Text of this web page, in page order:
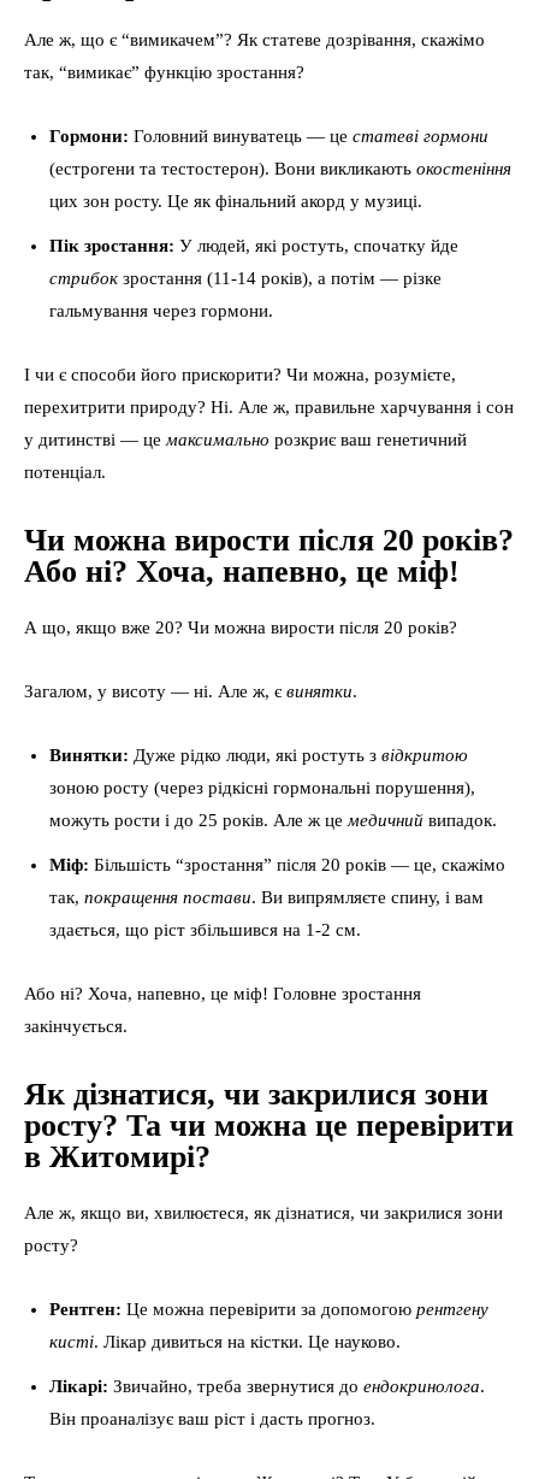
Але ж, що є “вимикачем”? Як статеве дозрівання, скажімо
так, “вимикає” функцію зростання?
Гормони: Головний винуватець — це статеві гормони
(естрогени та тестостерон). Вони викликають окостеніння
цих зон росту. Це як фінальний акорд у музиці.
Пік зростання: У людей, які ростуть, спочатку йде
стрибок зростання (11-14 років), а потім — різке
гальмування через гормони.
І чи є способи його прискорити? Чи можна, розумієте,
перехитрити природу? Ні. Але ж, правильне харчування і сон
у дитинстві — це максимально розкриє ваш генетичний
потенціал.
Чи можна вирости після 20 років?
Або ні? Хоча, напевно, це міф!
А що, якщо вже 20? Чи можна вирости після 20 років?
Загалом, у висоту — ні. Але ж, є винятки.
Винятки: Дуже рідко люди, які ростуть з відкритою
зоною росту (через рідкісні гормональні порушення),
можуть рости і до 25 років. Але ж це медичний випадок.
Міф: Більшість “зростання” після 20 років — це, скажімо
так, покращення постави. Ви випрямляєте спину, і вам
здається, що ріст збільшився на 1-2 см.
Або ні? Хоча, напевно, це міф! Головне зростання
закінчується.
Як дізнатися, чи закрилися зони
росту? Та чи можна це перевірити
в Житомирі?
Але ж, якщо ви, хвилюєтеся, як дізнатися, чи закрилися зони
росту?
Рентген: Це можна перевірити за допомогою рентгену
кисті. Лікар дивиться на кістки. Це науково.
Лікарі: Звичайно, треба звернутися до ендокринолога.
Він проаналізує ваш ріст і дасть прогноз.